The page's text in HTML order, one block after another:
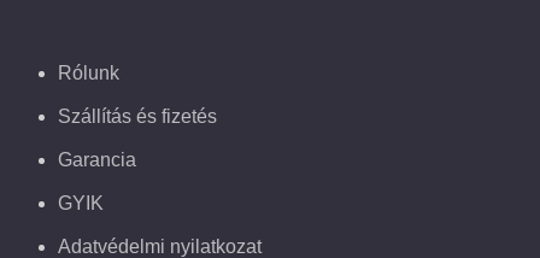
Rólunk
Szállítás és fizetés
Garancia
GYIK
Adatvédelmi nyilatkozat